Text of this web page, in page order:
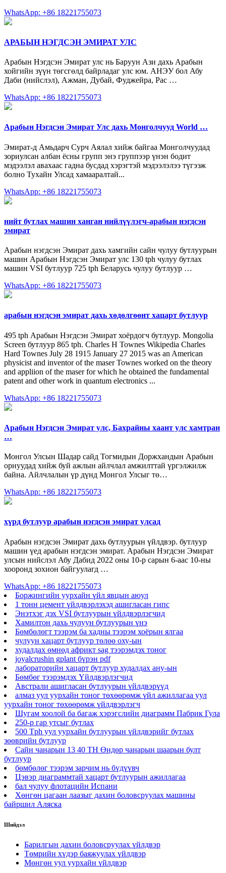
WhatsApp: +86 18221755073
АРАБЫН НЭГДСЭН ЭМИРАТ УЛС
Арабын Нэгдсэн Эмират улс нь Баруун Ази дахь Арабын
хойгийн зүүн төгсгөлд байрладаг улс юм. АНЭУ бол Абу
Даби (нийслэл), Ажман, Дубай, Фуджейра, Рас …
WhatsApp: +86 18221755073
Арабын Нэгдсэн Эмират Улс дахь Монголчууд World …
Эмират-д Амьдарч Сурч Аялал хийж байгаа Монголчуудад
зориулсан албан ёсны групп энэ группээр үнэн бодит
мэдээлэл авахаас гадна бусдад хэрэгтэй мэдээлэлээ түгээж
болно Тухайн Улсад хамааралтай...
WhatsApp: +86 18221755073
нийт бутлах машин ханган нийлүүлэгч-арабын нэгдсэн
эмират
Арабын нэгдсэн Эмират дахь хамгийн сайн чулуу бутлуурын
машин Арабын Нэгдсэн Эмират улс 130 tph чулуу бутлах
машин VSI бутлуур 725 tph Беларусь чулуу бутлуур …
WhatsApp: +86 18221755073
арабын нэгдсэн эмират дахь хөдөлгөөнт хацарт бутлуур
495 tph Арабын Нэгдсэн Эмират хоёрдогч бутлуур. Mongolia
Screen бутлуур 865 tph. Charles H Townes Wikipedia Charles
Hard Townes July 28 1915 January 27 2015 was an American
physicist and inventor of the maser Townes worked on the theory
and appliion of the maser for which he obtained the fundamental
patent and other work in quantum electronics ...
WhatsApp: +86 18221755073
Арабын Нэгдсэн Эмират улс, Бахрайны хаант улс хамтран
…
Монгол Улсын Шадар сайд Тогмидын Доржхандын Арабын
орнуудад хийж буй ажлын айлчлал амжилттай үргэлжилж
байна. Айлчлалын үр дүнд Монгол Улсыг тө…
WhatsApp: +86 18221755073
хүрд бутлуур арабын нэгдсэн эмират улсад
Арабын нэгдсэн Эмират дахь бутлуурын үйлдвэр. бутлуур
машин үед арабын нэгдсэн эмират. Арабын Нэгдсэн Эмират
улсын нийслэл Абу Дабид 2022 оны 10-р сарын 6-аас 10-ны
хооронд зохион байгуулагд …
WhatsApp: +86 18221755073
Боржингийн уурхайн үйл явцын аюул
1 тонн цемент үйлдвэрлэхэд ашигласан гипс
Энэтхэг дэх VSI бутлуурын үйлдвэрлэгчид
Хамилтон дахь чулуун бутлуурын үнэ
Бөмбөлөгт тээрэм ба хадны тээрэм хоёрын ялгаа
чулуун хацарт бутлуур төлөө оху-ын
худалдах өмнөд африкт sag тээрэмдэх тоног
joyalcrushin gplant бүрэн pdf
лабораторийн хацарт бутлуур худалдах ану-ын
Бөмбөг тээрэмдэх Үйлдвэрлэгчид
Австрали ашигласан бутлуурын үйлдвэрүүд
алмаз уул уурхайн тоног төхөөрөмж үйл ажиллагаа уул
уурхайн тоног төхөөрөмж үйлдвэрлэгч
Шугам хоолой ба багаж хэрэгслийн диаграмм Пабрик Гула
250-р гар утсыг бутлах
500 Tph уул уурхайн бутлуурын үйлдвэрийг бутлах
зөөврийн бутлуур
Сайн чанарын 13 40 TH Өндөр чанарын шаарын булт
бутлуур
бөмбөлөг тээрэм зарчим нь бүдүүвч
Цэвэр диаграммтай хацарт бутлуурын ажиллагаа
бал чулуу флотацийн Испани
Хөнгөн цагаан лаазыг дахин боловсруулах машины
байршил Аляска
Шийдэл
Барилгын дахин боловсруулах үйлдвэр
Төмрийн хүдэр баяжуулах үйлдвэр
Мөнгөн уул уурхайн үйлдвэр